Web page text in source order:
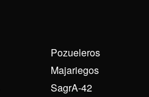
Pozueleros
Majariegos
SagrA-42